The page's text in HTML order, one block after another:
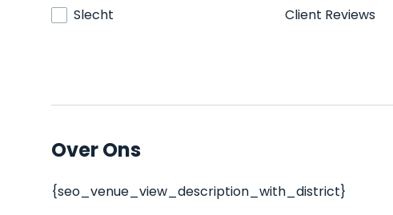
Slecht
Client Reviews
Over Ons
{seo_venue_view_description_with_district}